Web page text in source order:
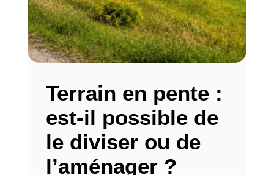
Terrain en pente :
est-il possible de
le diviser ou de
l’aménager ?